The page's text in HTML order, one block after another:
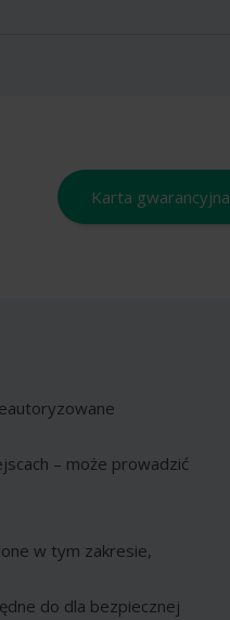
Karta gwarancyjna
– może prowadzić
w tym zakresie,
do dla bezpiecznej